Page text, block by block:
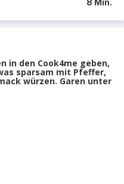
8 Min.
in den Cook4me geben,
sparsam mit Pfeffer,
würzen. Garen unter